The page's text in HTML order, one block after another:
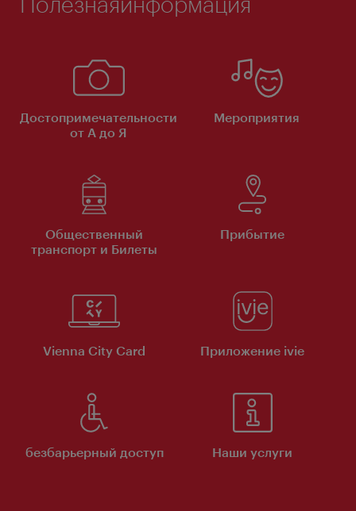
Достопримечательности
от А до Я
Мероприятия
Общественный
транспорт и Билеты
Прибытие
Vienna City Card Приложение ivie
безбарьерный доступ Наши услуги